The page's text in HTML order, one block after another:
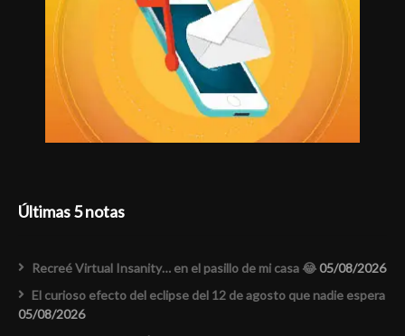
Últimas 5 notas
Recreé Virtual Insanity… en el pasillo de mi casa 😂05/08/2026
El curioso efecto del eclipse del 12 de agosto que nadie espera
05/08/2026